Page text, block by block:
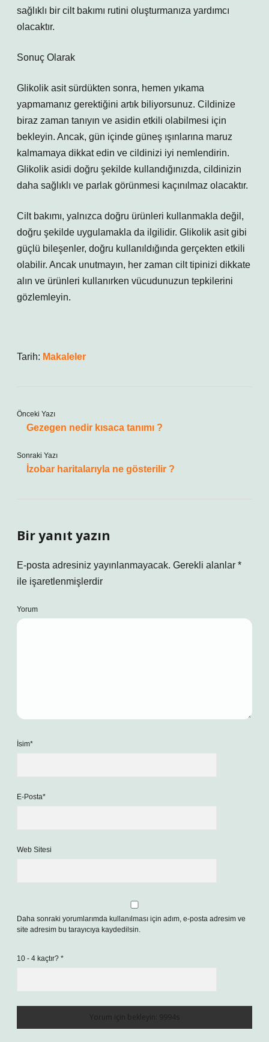
sağlıklı bir cilt bakımı rutini oluşturmanıza yardımcı
olacaktır.
Sonuç Olarak
Glikolik asit sürdükten sonra, hemen yıkama
yapmamanız gerektiğini artık biliyorsunuz. Cildinize
biraz zaman tanıyın ve asidin etkili olabilmesi için
bekleyin. Ancak, gün içinde güneş ışınlarına maruz
kalmamaya dikkat edin ve cildinizi iyi nemlendirin.
Glikolik asidi doğru şekilde kullandığınızda, cildinizin
daha sağlıklı ve parlak görünmesi kaçınılmaz olacaktır.
Cilt bakımı, yalnızca doğru ürünleri kullanmakla değil,
doğru şekilde uygulamakla da ilgilidir. Glikolik asit gibi
güçlü bileşenler, doğru kullanıldığında gerçekten etkili
olabilir. Ancak unutmayın, her zaman cilt tipinizi dikkate
alın ve ürünleri kullanırken vücudunuzun tepkilerini
gözlemleyin.
Tarih: Makaleler
Önceki Yazı
Gezegen nedir kısaca tanımı ?
Sonraki Yazı
İzobar haritalarıyla ne gösterilir ?
Bir yanıt yazın
E-posta adresiniz yayınlanmayacak. Gerekli alanlar *
ile işaretlenmişlerdir
Yorum
İsim*
E-Posta*
Web Sitesi
Daha sonraki yorumlarımda kullanılması için adım, e-posta adresim ve
site adresim bu tarayıcıya kaydedilsin.
10 - 4 kaçtır? *